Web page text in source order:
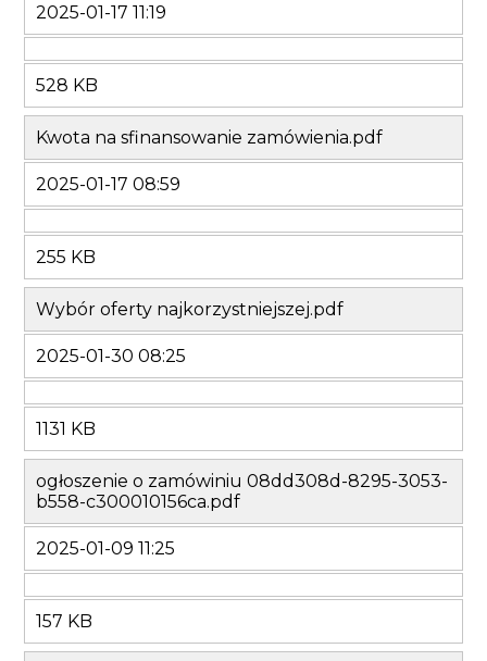
2025-01-17 11:19
528 KB
Kwota na sfinansowanie zamówienia.pdf
2025-01-17 08:59
255 KB
Wybór oferty najkorzystniejszej.pdf
2025-01-30 08:25
1131 KB
ogłoszenie o zamówiniu 08dd308d-8295-3053-
b558-c300010156ca.pdf
2025-01-09 11:25
157 KB